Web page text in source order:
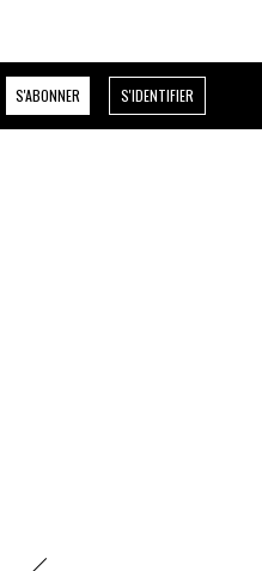
S'ABONNER S'IDENTIFIER